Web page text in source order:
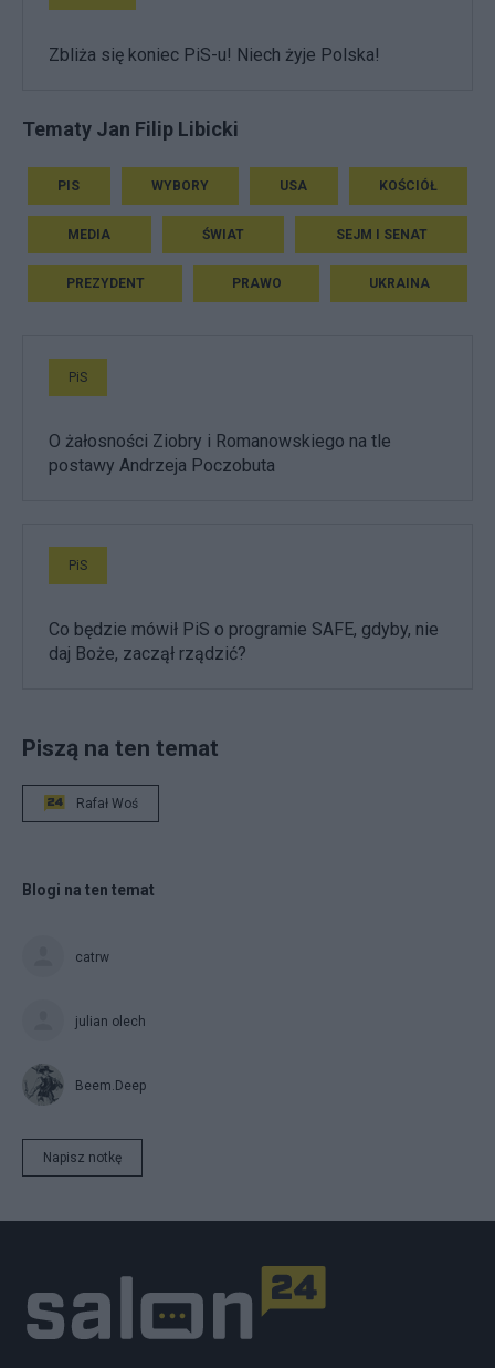
Zbliża się koniec PiS-u! Niech żyje Polska!
Tematy Jan Filip Libicki
PIS WYBORY USA KOŚCIÓŁ
MEDIA ŚWIAT SEJM I SENAT
PREZYDENT PRAWO UKRAINA
PiS
O żałosności Ziobry i Romanowskiego na tle
postawy Andrzeja Poczobuta
PiS
Co będzie mówił PiS o programie SAFE, gdyby, nie
daj Boże, zaczął rządzić?
Piszą na ten temat
Rafał Woś
Blogi na ten temat
catrw
julian olech
Beem.Deep
Napisz notkę